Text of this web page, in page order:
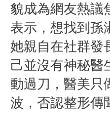
貌成為網友熱議
表示，想找到孫
她親自在社群發
己並沒有神秘醫
動過刀，醫美只
波，否認整形傳